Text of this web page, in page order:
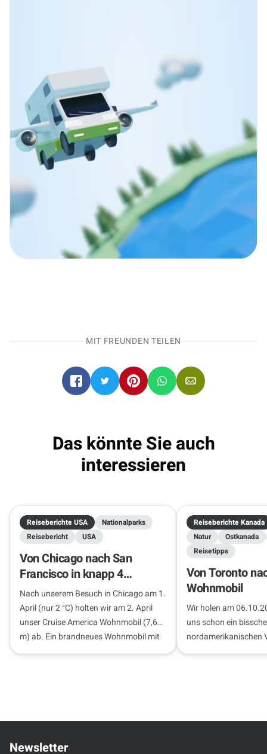
Wohnmobile direkt online buchen
Minneapolis .
Minneapolis
MIT FREUNDEN TEILEN
Das könnte Sie auch
interessieren
Reiseberichte USA
Nationalparks
Reisebericht
USA
Von Chicago nach San
Francisco in knapp 4
Wochen
Nach unserem Besuch in Chicago am 1.
April (nur 2 °C) holten wir am 2. April
unser Cruise America Wohnmobil (7,6
m) ab. Ein brandneues Wohnmobil mit
nur 300 km…
Reiseberichte Kanada
Natur
Ostkanada
Reisetipps
Von Toronto
Wohnmobil
Wir holen am
uns schon ein
nordamerikanischen
haben – wir sind
Newsletter